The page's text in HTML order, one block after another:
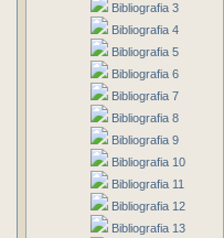
Bibliografia 3
Bibliografia 4
Bibliografia 5
Bibliografia 6
Bibliografia 7
Bibliografia 8
Bibliografia 9
Bibliografia 10
Bibliografia 11
Bibliografia 12
Bibliografia 13